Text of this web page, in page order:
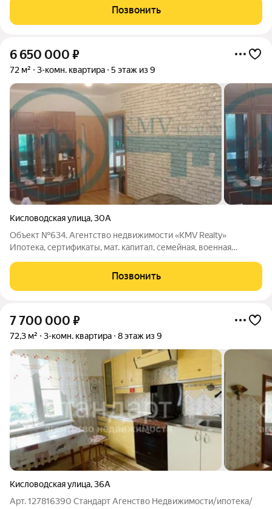
квартира в новом кирпичном доме, комнаты изолированы, с
мeбелью, цeнтр, в шaгoвой
Позвонить
6 650 000 ₽
72 м² 3-комн. квартира 5 этаж из 9
Кисловодская улица,30А
Объект №634. Агентство недвижимости «KMV Realty»
Ипотека, сертификаты, мат. капитал, семейная, военная
Квалифицированный подбор и консультирование Только
актуальные объекты недвижимости по реальной
Позвонить
7 700 000 ₽
72,3 м² 3-комн. квартира 8 этаж из 9
Кисловодская улица,36А
Арт. 127816390 Стандарт Агенство Недвижимости/ипотека/